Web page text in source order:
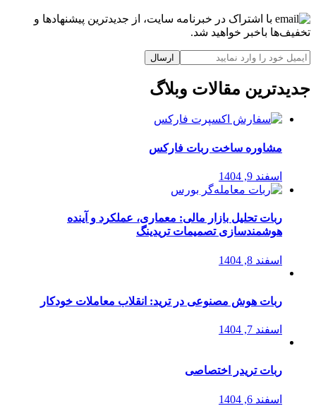
با اشتراک در خبرنامه سایت، از جدیدترین پیشنهادها و
تخفیف‌ها باخبر خواهید شد.
ارسال
جدیدترین مقالات وبلاگ
مشاوره ساخت ربات فارکس
اسفند 9, 1404
ربات تحلیل بازار مالی: معماری، عملکرد و آینده
هوشمندسازی تصمیمات تریدینگ
اسفند 8, 1404
ربات هوش مصنوعی در ترید: انقلاب معاملات خودکار
اسفند 7, 1404
ربات تریدر اختصاصی
اسفند 6, 1404